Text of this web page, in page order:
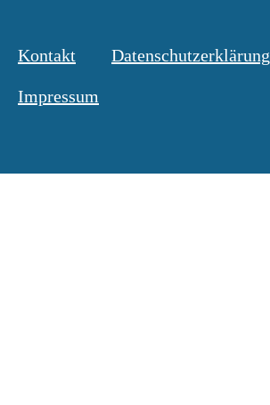
Kontakt Datenschutzerklärung
Impressum